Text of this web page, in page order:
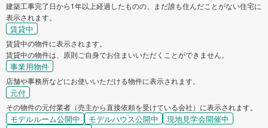
建築工事完了日から1年以上経過したものの、まだ誰も住んだことがない住宅に
表示されます。
賃貸中
賃貸中の物件に表示されます。
賃貸中の物件は、原則ご自身でお住まいいただくことができません。
事業用物件
店舗や事務所などにお使いいただける物件に表示されます。
元付
その物件の元付業者（売主から直接依頼を受けている会社）に表示されます。
モデルルーム公開中 モデルハウス公開中
現地見学会開催中